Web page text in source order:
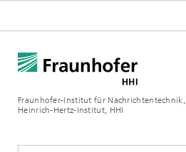
Fraunhofer-Institut für Nachrichtentechnik,
Heinrich-Hertz-Institut, HHI